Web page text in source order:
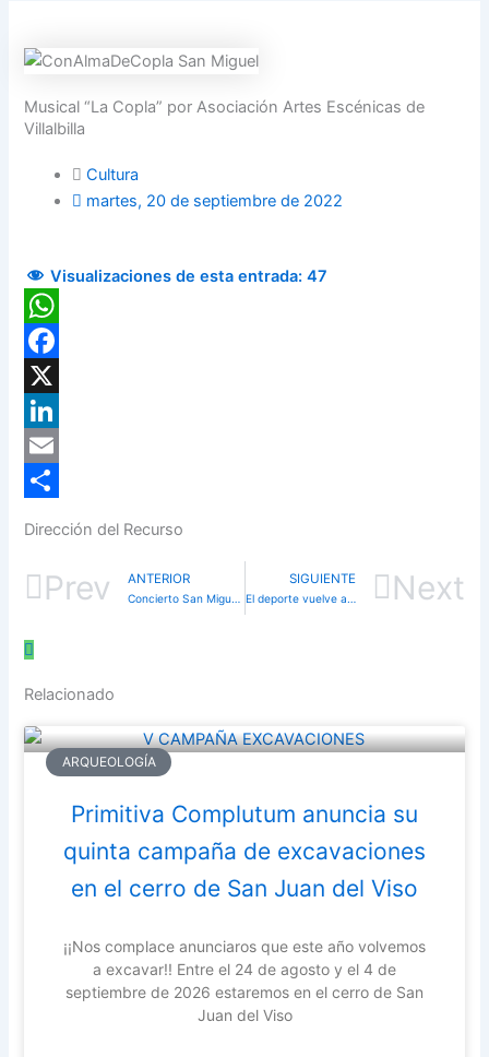
Musical “La Copla” por Asociación Artes Escénicas de
Villalbilla
Cultura
martes, 20 de septiembre de 2022
Visualizaciones de esta entrada: 47
WhatsApp
Facebook
X
LinkedIn
Email
Dirección del Recurso
Prev ANTERIOR
Concierto San Miguel 2022 “Canciones de Ayer” por la Asociación Musical Villalbilla
SIGUIENTE
El deporte vuelve a reunir a competidores de todas las edades en San Miguel Next
Relacionado
ARQUEOLOGÍA
Primitiva Complutum anuncia su
quinta campaña de excavaciones
en el cerro de San Juan del Viso
¡¡Nos complace anunciaros que este año volvemos
a excavar!! Entre el 24 de agosto y el 4 de
septiembre de 2026 estaremos en el cerro de San
Juan del Viso